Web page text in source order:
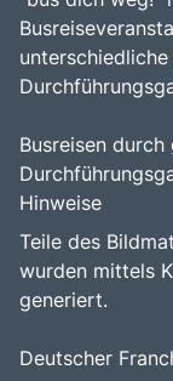
Busreisen
Hinweise
Teile des
wurden mittels
generiert.
Deutscher